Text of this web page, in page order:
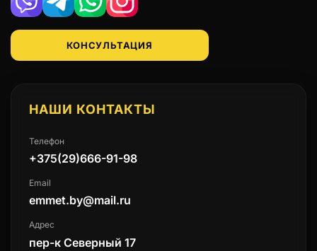
Viber TelegramWhatsAppInstagram
КОНСУЛЬТАЦИЯ
НАШИ КОНТАКТЫ
Телефон
+375(29)666-91-98
Email
emmet.by@mail.ru
Адрес
пер-к Северный 17